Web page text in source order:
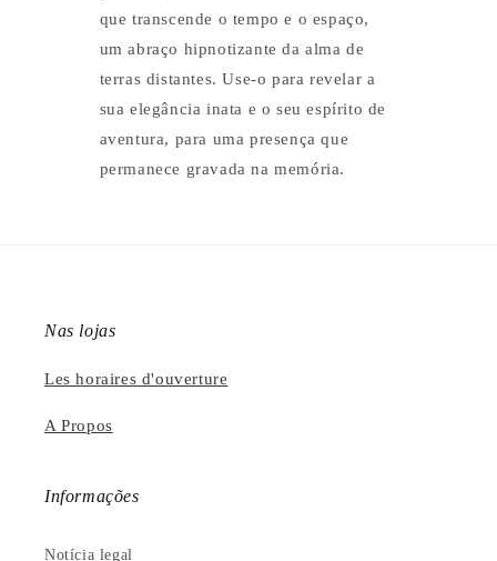
que transcende o tempo e o espaço,
um abraço hipnotizante da alma de
terras distantes. Use-o para revelar a
sua elegância inata e o seu espírito de
aventura, para uma presença que
permanece gravada na memória.
Nas lojas
Les horaires d'ouverture
A Propos
Informações
Notícia legal